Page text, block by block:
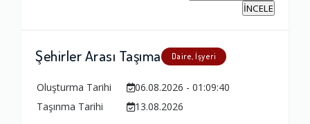
İNCELE
Şehirler Arası Taşıma Daire, İşyeri
Oluşturma Tarihi
06.08.2026 - 01:09:40
Taşınma Tarihi
13.08.2026